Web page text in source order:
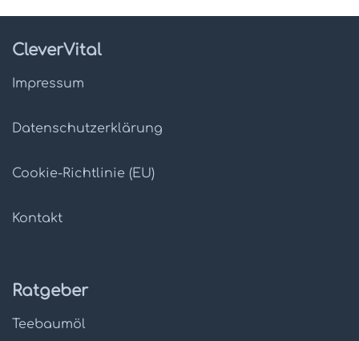
CleverVital
Impressum
Datenschutz­erklärung
Cookie-Richtlinie (EU)
Kontakt
Ratgeber
Teebaumöl